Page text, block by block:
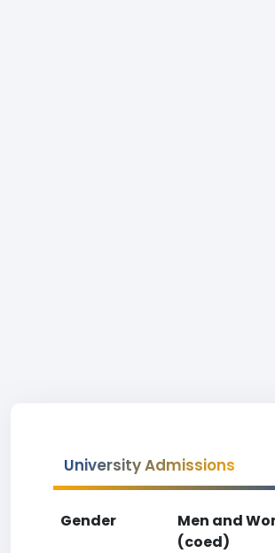
University Admissions
Gender
Men and
(coed)